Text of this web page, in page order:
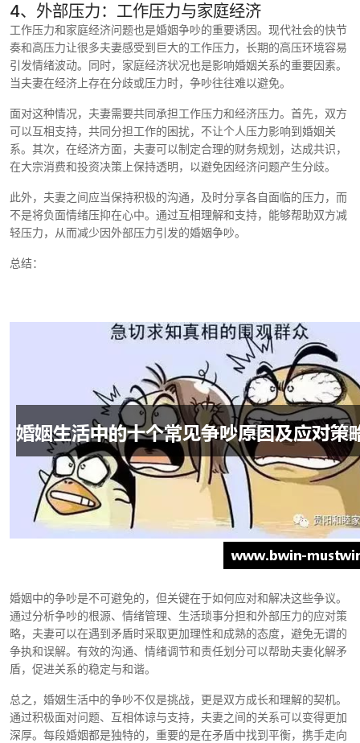
4、外部压力：工作压力与家庭经济
工作压力和家庭经济问题也是婚姻争吵的重要诱因。现代社会的快节
奏和高压力让很多夫妻感受到巨大的工作压力，长期的高压环境容易
引发情绪波动。同时，家庭经济状况也是影响婚姻关系的重要因素。
当夫妻在经济上存在分歧或压力时，争吵往往难以避免。
面对这种情况，夫妻需要共同承担工作压力和经济压力。首先，双方
可以互相支持，共同分担工作的困扰，不让个人压力影响到婚姻关
系。其次，在经济方面，夫妻可以制定合理的财务规划，达成共识，
在大宗消费和投资决策上保持透明，以避免因经济问题产生分歧。
此外，夫妻之间应当保持积极的沟通，及时分享各自面临的压力，而
不是将负面情绪压抑在心中。通过互相理解和支持，能够帮助双方减
轻压力，从而减少因外部压力引发的婚姻争吵。
总结：
婚姻中的争吵是不可避免的，但关键在于如何应对和解决这些争议。
通过分析争吵的根源、情绪管理、生活琐事分担和外部压力的应对策
略，夫妻可以在遇到矛盾时采取更加理性和成熟的态度，避免无谓的
争执和误解。有效的沟通、情绪调节和责任划分可以帮助夫妻化解矛
盾，促进关系的稳定与和谐。
总之，婚姻生活中的争吵不仅是挑战，更是双方成长和理解的契机。
通过积极面对问题、互相体谅与支持，夫妻之间的关系可以变得更加
深厚。每段婚姻都是独特的，重要的是在矛盾中找到平衡，携手走向